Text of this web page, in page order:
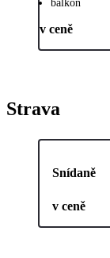
balkón
v ceně
Strava
Snídaně
v ceně